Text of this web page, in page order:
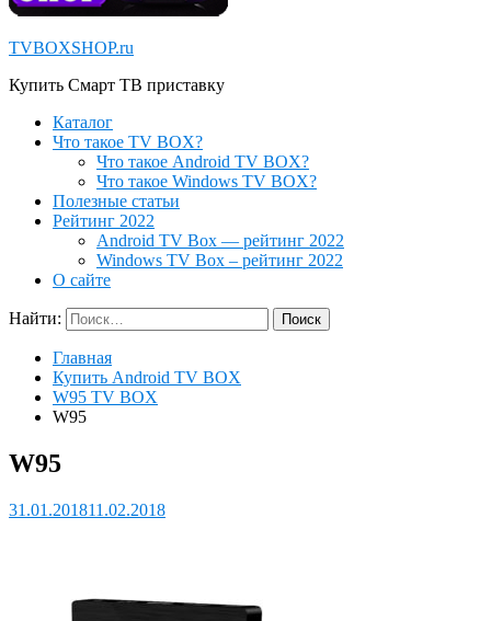
TVBOXSHOP.ru
Купить Смарт ТВ приставку
Каталог
Что такое TV BOX?
Что такое Android TV BOX?
Что такое Windows TV BOX?
Полезные статьи
Рейтинг 2022
Android TV Box — рейтинг 2022
Windows TV Box – рейтинг 2022
О сайте
Найти:
Главная
Купить Android TV BOX
W95 TV BOX
W95
W95
31.01.201811.02.2018